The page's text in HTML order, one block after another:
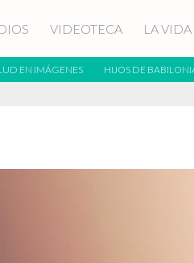
VIDEOTECA LA
EN IMÁGENES HIJOS DE